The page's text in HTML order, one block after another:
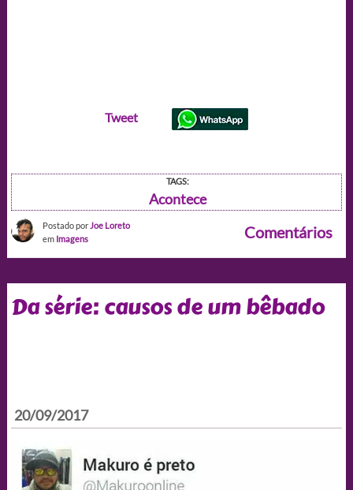
Tweet
TAGS:
Acontece
Postado por Joe Loreto
em Imagens Comentários
Da série: causos de um bêbado
20/09/2017